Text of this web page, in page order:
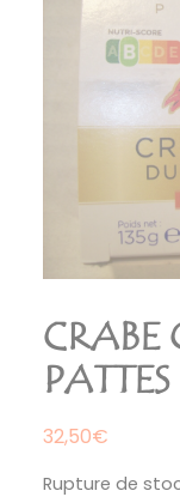
CRABE
PATTES
32,50€
Rupture de